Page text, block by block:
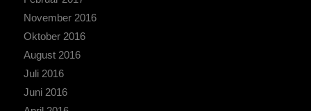
November 2016
Oktober 2016
August 2016
Juli 2016
Juni 2016